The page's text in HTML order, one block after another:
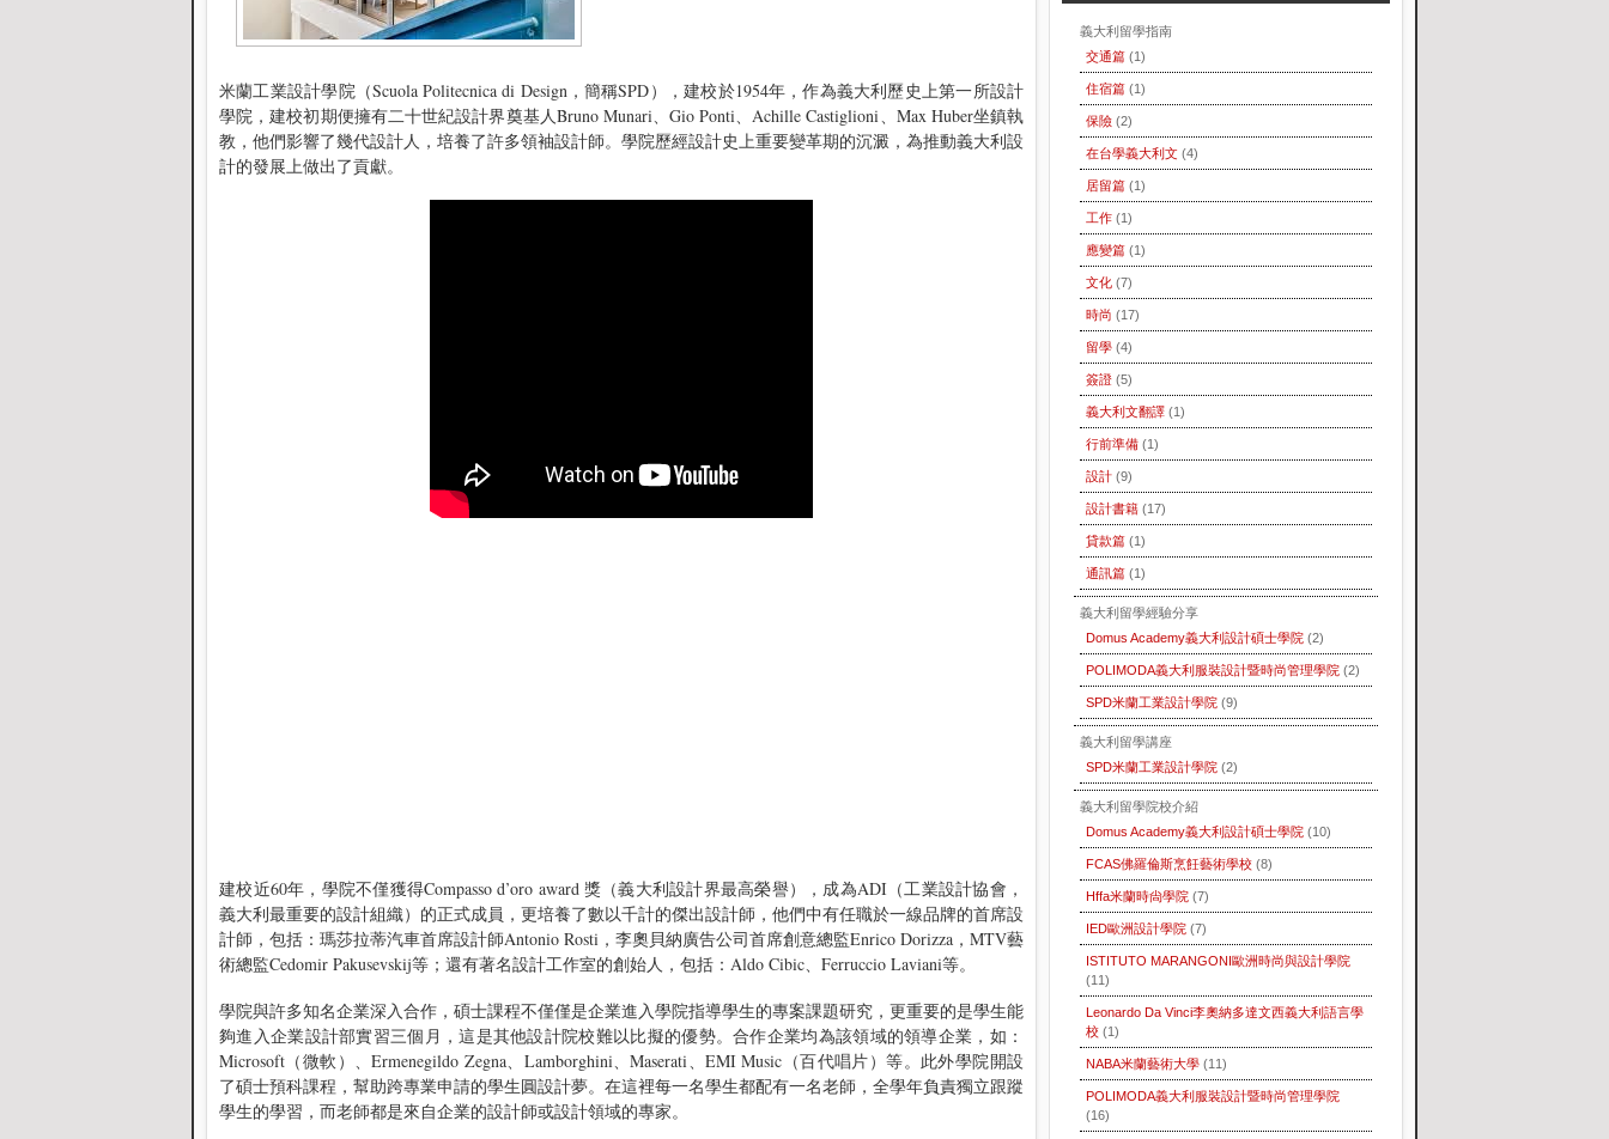
米蘭工業設計學院（Scuola Politecnica di Design，簡稱SPD），建校於1954年，作為義大利歷史上第一所設計
學院，建校初期便擁有二十世紀設計界奠基人Bruno Munari、Gio Ponti、Achille Castiglioni、Max Huber坐鎮執
教，他們影響了幾代設計人，培養了許多領袖設計師。學院歷經設計史上重要變革期的沉澱，為推動義大利設
計的發展上做出了貢獻。
建校近60年，學院不僅獲得Compasso d’oro award 獎（義大利設計界最高榮譽），成為ADI（工業設計協會，
義大利最重要的設計組織）的正式成員，更培養了數以千計的傑出設計師，他們中有任職於一線品牌的首席設
計師，包括：瑪莎拉蒂汽車首席設計師Antonio Rosti，李奧貝納廣告公司首席創意總監Enrico Dorizza，MTV藝
術總監Cedomir Pakusevskij等；還有著名設計工作室的創始人，包括：Aldo Cibic、Ferruccio Laviani等。
學院與許多知名企業深入合作，碩士課程不僅僅是企業進入學院指導學生的專案課題研究，更重要的是學生能
夠進入企業設計部實習三個月，這是其他設計院校難以比擬的優勢。合作企業均為該領域的領導企業，如：
Microsoft（微軟）、Ermenegildo Zegna、Lamborghini、Maserati、EMI Music（百代唱片）等。此外學院開設
了碩士預科課程，幫助跨專業申請的學生圓設計夢。在這裡每一名學生都配有一名老師，全學年負責獨立跟蹤
學生的學習，而老師都是來自企業的設計師或設計領域的專家。
義大利留學指南
交通篇 (1)
住宿篇 (1)
保險 (2)
在台學義大利文 (4)
居留篇 (1)
工作 (1)
應變篇 (1)
文化 (7)
時尚 (17)
留學 (4)
簽證 (5)
義大利文翻譯 (1)
行前準備 (1)
設計 (9)
設計書籍 (17)
貸款篇 (1)
通訊篇 (1)
義大利留學經驗分享
Domus Academy義大利設計碩士學院 (2)
POLIMODA義大利服裝設計暨時尚管理學院 (2)
SPD米蘭工業設計學院 (9)
義大利留學講座
SPD米蘭工業設計學院 (2)
義大利留學院校介紹
Domus Academy義大利設計碩士學院 (10)
FCAS佛羅倫斯烹飪藝術學校 (8)
Hffa米蘭時尙學院 (7)
IED歐洲設計學院 (7)
ISTITUTO MARANGONI歐洲時尚與設計學院
(11)
Leonardo Da Vinci李奧納多達文西義大利語言學
校 (1)
NABA米蘭藝術大學 (11)
POLIMODA義大利服裝設計暨時尚管理學院
(16)